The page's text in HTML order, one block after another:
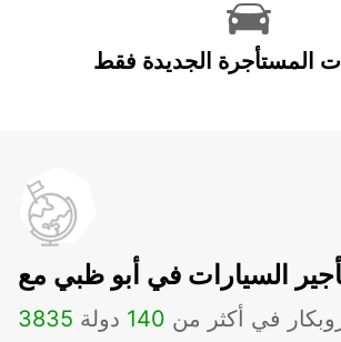
المستأجرة الجديدة فقط
3835 في أكثر من 140 دولة